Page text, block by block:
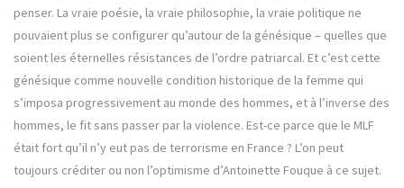
penser. La vraie poésie, la vraie philosophie, la vraie politique ne
pouvaient plus se configurer qu’autour de la génésique – quelles que
soient les éternelles résistances de l’ordre patriarcal. Et c’est cette
génésique comme nouvelle condition historique de la femme qui
s’imposa progressivement au monde des hommes, et à l’inverse des
hommes, le fit sans passer par la violence. Est-ce parce que le MLF
était fort qu’il n’y eut pas de terrorisme en France ? L’on peut
toujours créditer ou non l’optimisme d’Antoinette Fouque à ce sujet.